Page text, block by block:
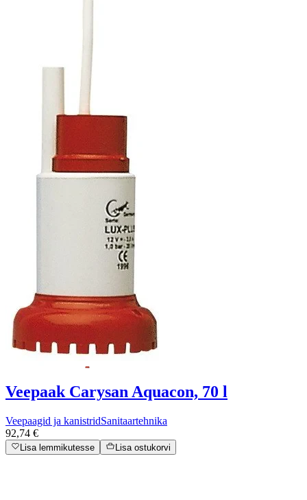
Veepaak Carysan Aquacon, 70 l
Veepaagid ja kanistridSanitaartehnika
92,74 €
Lisa lemmikutesse Lisa ostukorvi